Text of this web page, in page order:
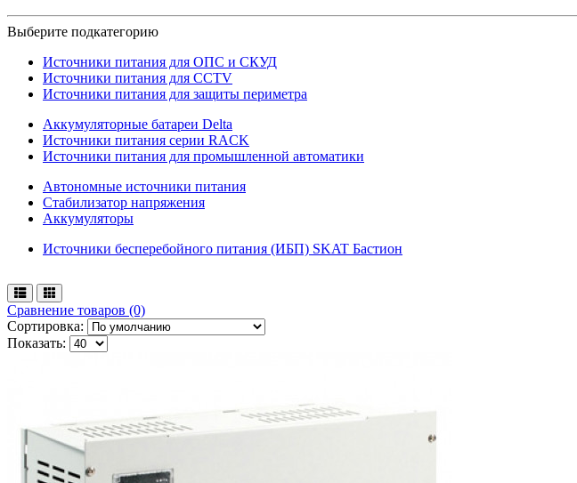
Выберите подкатегорию
Источники питания для ОПС и СКУД
Источники питания для CCTV
Источники питания для защиты периметра
Аккумуляторные батареи Delta
Источники питания серии RACK
Источники питания для промышленной автоматики
Автономные источники питания
Стабилизатор напряжения
Аккумуляторы
Источники бесперебойного питания (ИБП) SKAT Бастион
Сравнение товаров (0)
Сортировка:
Показать: